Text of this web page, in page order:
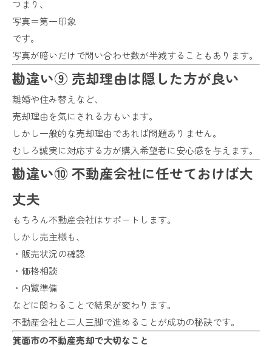
つまり、
写真＝第一印象
です。
写真が暗いだけで問い合わせ数が半減することもあります。
勘違い⑨ 売却理由は隠した方が良い
離婚や住み替えなど、
売却理由を気にされる方もいます。
しかし一般的な売却理由であれば問題ありません。
むしろ誠実に対応する方が購入希望者に安心感を与えます。
勘違い⑩ 不動産会社に任せておけば大
丈夫
もちろん不動産会社はサポートします。
しかし売主様も、
・販売状況の確認
・価格相談
・内覧準備
などに関わることで結果が変わります。
不動産会社と二人三脚で進めることが成功の秘訣です。
箕面市の不動産売却で大切なこと